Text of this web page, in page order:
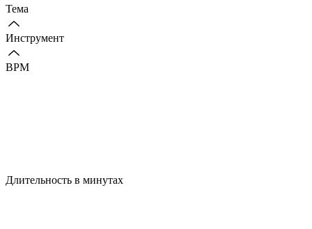
Тема
Инструмент
BPM
Длительность в минутах